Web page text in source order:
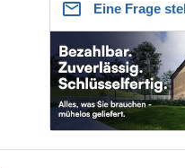
Eine Frage